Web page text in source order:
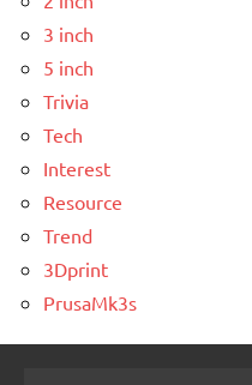
3 inch
5 inch
Trivia
Tech
Interest
Resource
Trend
3Dprint
PrusaMk3s